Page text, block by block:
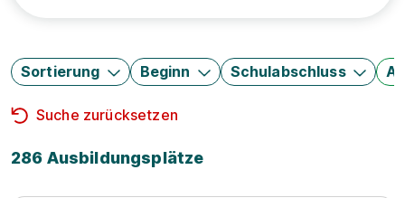
Sortierung Beginn Schulabschluss
Suche zurücksetzen
286 Ausbildungsplätze